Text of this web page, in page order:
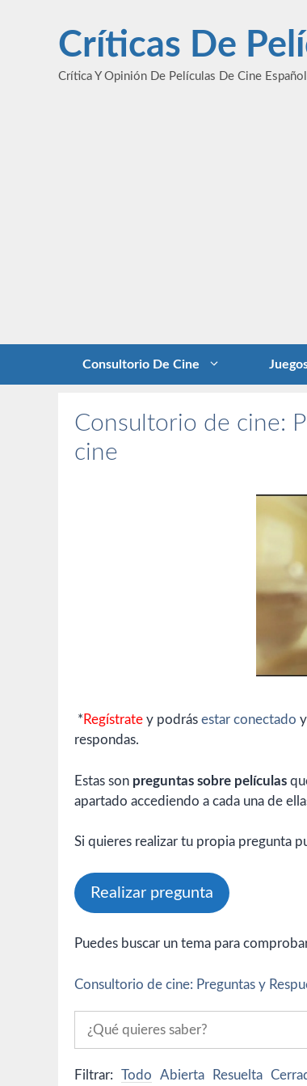
contenidoCríticas De
Crítica Y Opinión De Películas De Cine
Consultorio De Cine
Consultorio de cine:
cine
* Regístrate y podrás estar conectado
respondas.
Estas son preguntas sobre películas
apartado accediendo a cada una de
Si quieres realizar tu propia pregunta
Realizar pregunta
Puedes buscar un tema para
Consultorio de cine: Preguntas y
Filtrar: Todo Abierta Resuelta